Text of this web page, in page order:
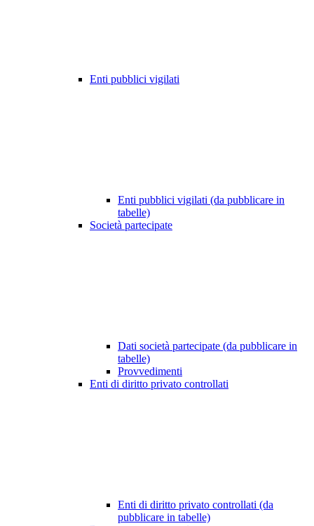
Enti pubblici vigilati
Enti pubblici vigilati (da pubblicare in
tabelle)
Società partecipate
Dati società partecipate (da pubblicare in
tabelle)
Provvedimenti
Enti di diritto privato controllati
Enti di diritto privato controllati (da
pubblicare in tabelle)